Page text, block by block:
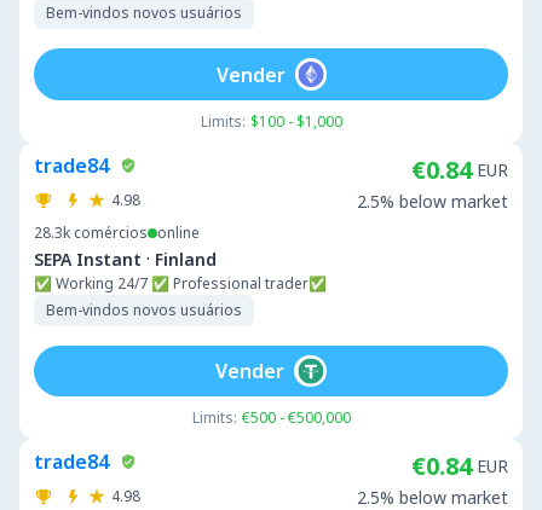
Bem-vindos novos usuários
Limits: $100 - $1,000
Vender
trade84
4.98
28.3k comércios online
SEPA Instant · Finland
✅ Working 24/7 ✅ Professional trader✅
Bem-vindos novos usuários
€0.84 EUR
2.5% below market
Limits: €500 - €500,000
Vender
trade84
4.98
€0.84 EUR
2.5% below market